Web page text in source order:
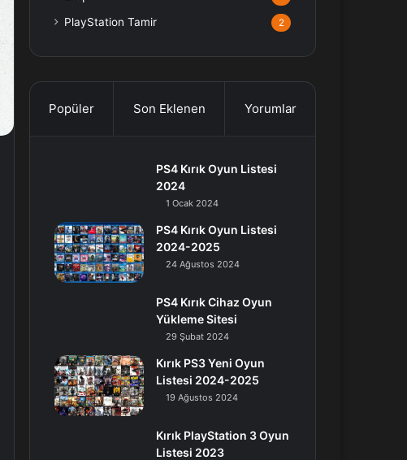
PlayStation Tamir 2
Popüler Son Eklenen Yorumlar
PS4 Kırık Oyun Listesi
2024
1 Ocak 2024
PS4 Kırık Oyun Listesi
2024-2025
24 Ağustos 2024
PS4 Kırık Cihaz Oyun
Yükleme Sitesi
29 Şubat 2024
Kırık PS3 Yeni Oyun
Listesi 2024-2025
19 Ağustos 2024
Kırık PlayStation 3 Oyun
Listesi 2023